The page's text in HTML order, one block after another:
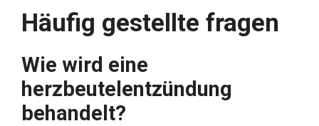
Häufig gestellte fragen
Wie wird eine
herzbeutelentzündung
behandelt?